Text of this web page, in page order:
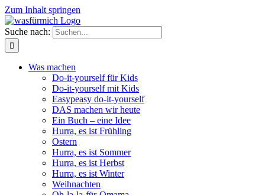
Zum Inhalt springen
Suche nach:
Was machen
Do-it-yourself für Kids
Do-it-yourself mit Kids
Easypeasy do-it-yourself
DAS machen wir heute
Ein Buch – eine Idee
Hurra, es ist Frühling
Ostern
Hurra, es ist Sommer
Hurra, es ist Herbst
Hurra, es ist Winter
Weihnachten